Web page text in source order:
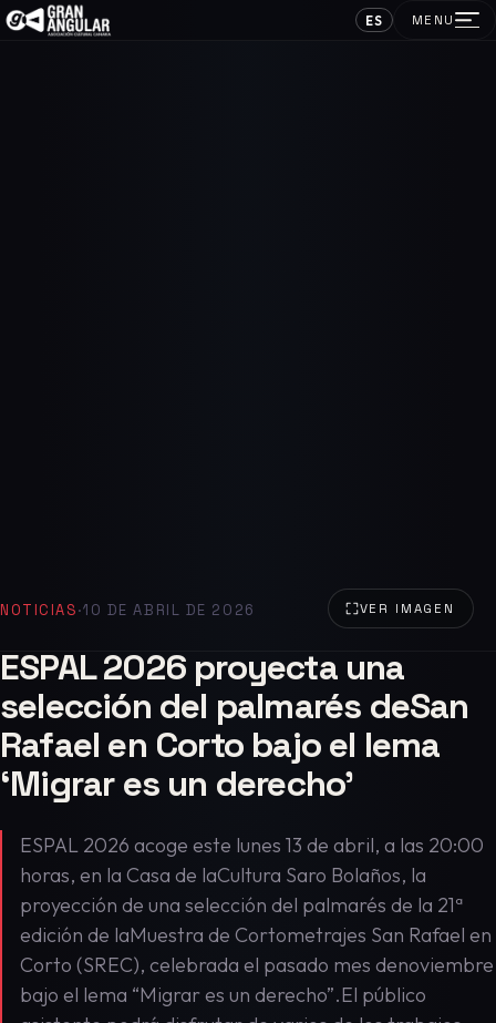
ES MENU
VER IMAGEN
NOTICIAS·10 DE ABRIL DE 2026
ESPAL 2026 proyecta una
selección del palmarés deSan
Rafael en Corto bajo el lema
‘Migrar es un derecho’
ESPAL 2026 acoge este lunes 13 de abril, a las 20:00
horas, en la Casa de laCultura Saro Bolaños, la
proyección de una selección del palmarés de la 21ª
edición de laMuestra de Cortometrajes San Rafael en
Corto (SREC), celebrada el pasado mes denoviembre
bajo el lema “Migrar es un derecho”.El público